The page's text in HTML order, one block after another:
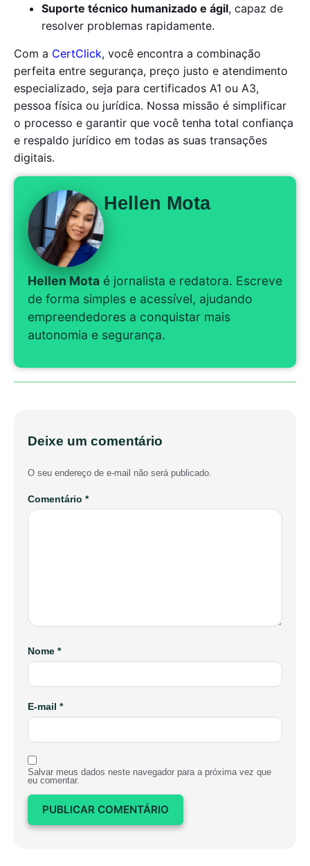
Suporte técnico humanizado e ágil, capaz de
resolver problemas rapidamente.
Com a CertClick, você encontra a combinação
perfeita entre segurança, preço justo e atendimento
especializado, seja para certificados A1 ou A3,
pessoa física ou jurídica. Nossa missão é simplificar
o processo e garantir que você tenha total confiança
e respaldo jurídico em todas as suas transações
digitais.
Hellen Mota
Hellen Mota é jornalista e redatora. Escreve
de forma simples e acessível, ajudando
empreendedores a conquistar mais
autonomia e segurança.
Deixe um comentário
O seu endereço de e-mail não será publicado.
Comentário *
Nome *
E-mail *
Salvar meus dados neste navegador para a próxima vez que
eu comentar.